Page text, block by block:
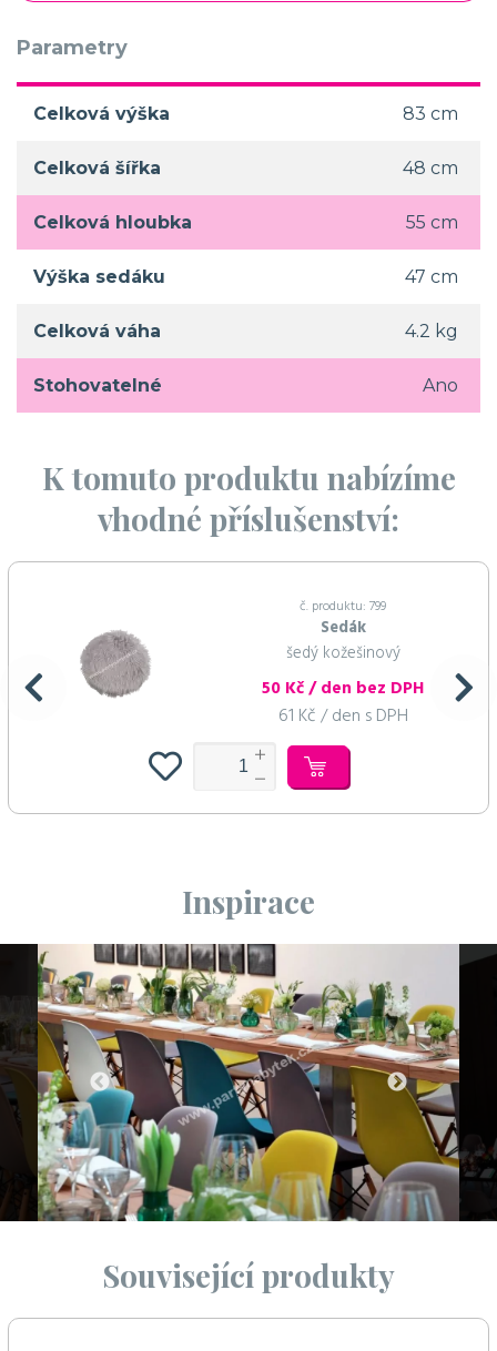
Parametry
Celková výška 83 cm
Celková šířka 48 cm
Celková hloubka 55 cm
Výška sedáku 47 cm
Celková váha 4.2 kg
Stohovatelné Ano
K tomuto produktu nabízíme
vhodné příslušenství:
č. produktu: 799
Sedák
šedý kožešinový
50 Kč / den bez DPH
61 Kč / den s DPH
Inspirace
Související produkty